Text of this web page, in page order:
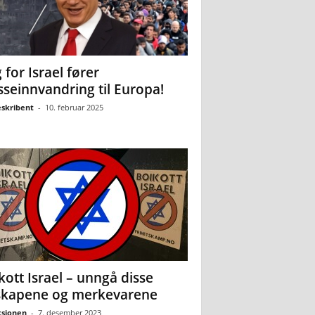
for Israel fører
til Europa!
- 10. februar 2025
Israel – unngå disse
og merkevarene
- 7. desember 2023